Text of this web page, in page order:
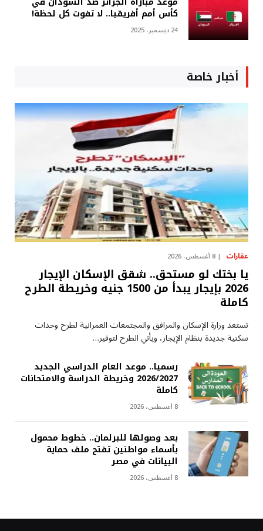
كأس أمم أفريقيا.. لا تفوت كل لحظة!
24 ديسمبر، 2025
أخبار خاصة
عقارات 8 أغسطس، 2026
يا بختك لو مستحق.. شقق الإسكان الإيجار
2026 بإيجار يبدأ من 1500 جنيه وخريطة الطرح
كاملة
تستعد وزارة الإسكان والمرافق والمجتمعات العمرانية لطرح وحدات
سكنية جديدة بنظام الإيجار، ويأتي الطرح لتوفير…
رسميا.. موعد العام الدراسي الجديد
2026/2027 وخريطة الدراسة والامتحانات
كاملة
8 أغسطس، 2026
بعد وصولها للبرلمان.. خطوط محمول
بأسماء مواطنين تفتح ملف حماية
البيانات في مصر
8 أغسطس، 2026